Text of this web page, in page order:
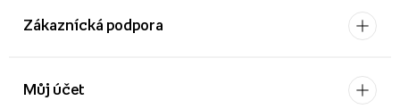
Zákaznícká podpora
Můj účet